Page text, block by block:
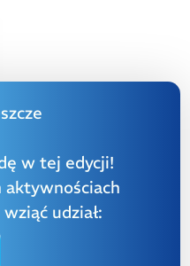
w tej edycji!
aktywnościach
udział: